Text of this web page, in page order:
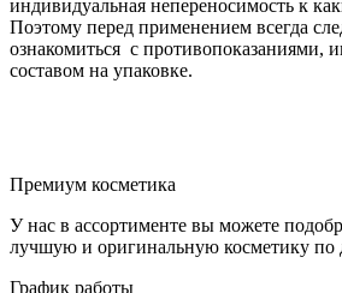
индивидуальная непереносимость к
Поэтому перед применением всегда
ознакомиться с противопоказаниями,
составом на упаковке.
Премиум косметика
У нас в ассортименте вы можете
лучшую и оригинальную косметику по
График работы